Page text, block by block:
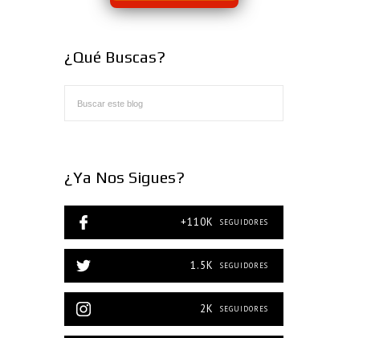
¿Qué Buscas?
¿Ya Nos Sigues?
+110K SEGUIDORES
1.5K SEGUIDORES
2K SEGUIDORES